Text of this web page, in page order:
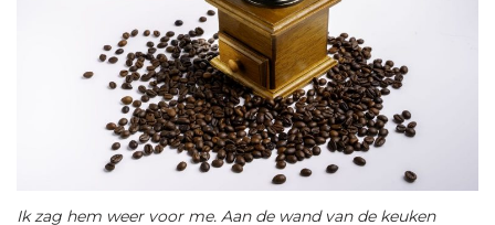
Ik zag hem weer voor me. Aan de wand van de keuken